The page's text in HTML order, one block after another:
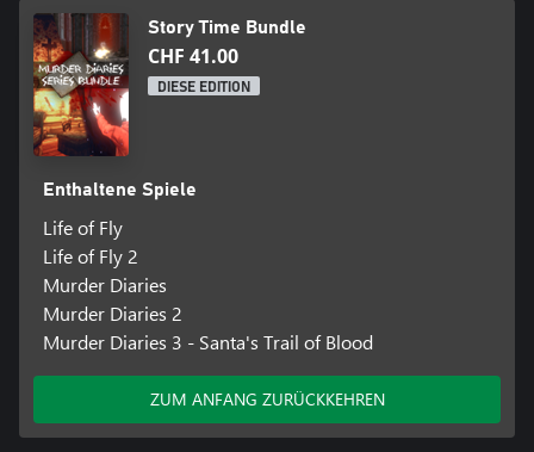
Story Time Bundle
CHF 41.00
DIESE EDITION
Enthaltene Spiele
Life of Fly
Life of Fly 2
Murder Diaries
Murder Diaries 2
Murder Diaries 3 - Santa's Trail of Blood
ZUM ANFANG ZURÜCKKEHREN